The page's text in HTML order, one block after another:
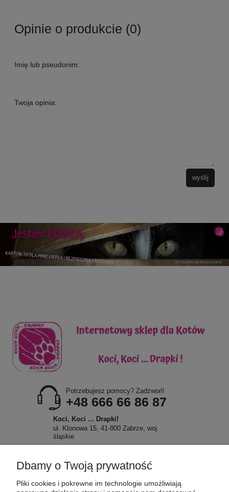
Opinie o produkcie (0)
Imię lub pseudonim:
Twoja opinia:
wyślij
Potrzebujesz pomocy? Zadzwoń!
+48 666 66 86 87
Koci, Koci ... Drapki!
ul. Klonowa 15, 41-800 Zabrze, woj.
śląskie
Dbamy o Twoją prywatność
Pliki cookies i pokrewne im technologie umożliwiają